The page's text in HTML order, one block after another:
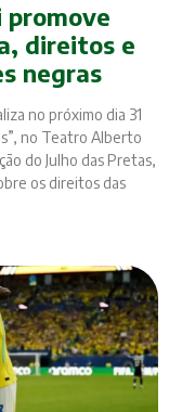
promove
direitos e
negras
no próximo dia 31
no Teatro Alberto
do Julho das Pretas,
os direitos das